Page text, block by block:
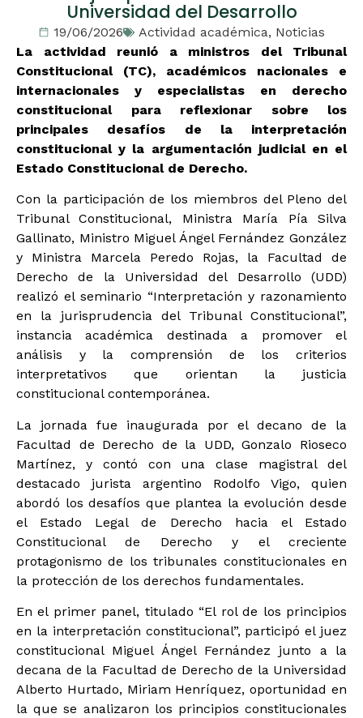
Universidad del Desarrollo
19/06/2026 Actividad académica, Noticias
La actividad reunió a ministros del Tribunal
Constitucional (TC), académicos nacionales e
internacionales y especialistas en derecho
constitucional para reflexionar sobre los
principales desafíos de la interpretación
constitucional y la argumentación judicial en el
Estado Constitucional de Derecho.
Con la participación de los miembros del Pleno del
Tribunal Constitucional, Ministra María Pía Silva
Gallinato, Ministro Miguel Ángel Fernández González
y Ministra Marcela Peredo Rojas, la Facultad de
Derecho de la Universidad del Desarrollo (UDD)
realizó el seminario “Interpretación y razonamiento
en la jurisprudencia del Tribunal Constitucional”,
instancia académica destinada a promover el
análisis y la comprensión de los criterios
interpretativos que orientan la justicia
constitucional contemporánea.
La jornada fue inaugurada por el decano de la
Facultad de Derecho de la UDD, Gonzalo Rioseco
Martínez, y contó con una clase magistral del
destacado jurista argentino Rodolfo Vigo, quien
abordó los desafíos que plantea la evolución desde
el Estado Legal de Derecho hacia el Estado
Constitucional de Derecho y el creciente
protagonismo de los tribunales constitucionales en
la protección de los derechos fundamentales.
En el primer panel, titulado “El rol de los principios
en la interpretación constitucional”, participó el juez
constitucional Miguel Ángel Fernández junto a la
decana de la Facultad de Derecho de la Universidad
Alberto Hurtado, Miriam Henríquez, oportunidad en
la que se analizaron los principios constitucionales